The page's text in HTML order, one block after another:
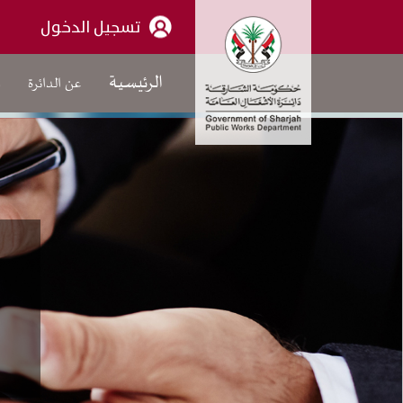
الهيكل التنظيمي العام
من نحن
تسجيل الدخول
الرئيسية عن الدائرة